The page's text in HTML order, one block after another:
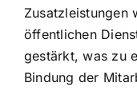
Zusatzleistungen
öffentlichen
gestärkt, was zu
Bindung der